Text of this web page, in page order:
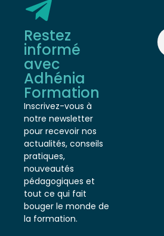
Restez
informé
avec
Adhénia
Formation
Inscrivez-vous à
notre newsletter
pour recevoir nos
actualités, conseils
pratiques,
nouveautés
pédagogiques et
tout ce qui fait
bouger le monde de
la formation.